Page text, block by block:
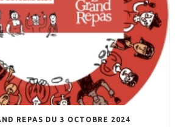
REPAS DU 3 OCTOBRE 2024